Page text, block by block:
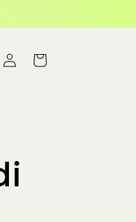
Carrello